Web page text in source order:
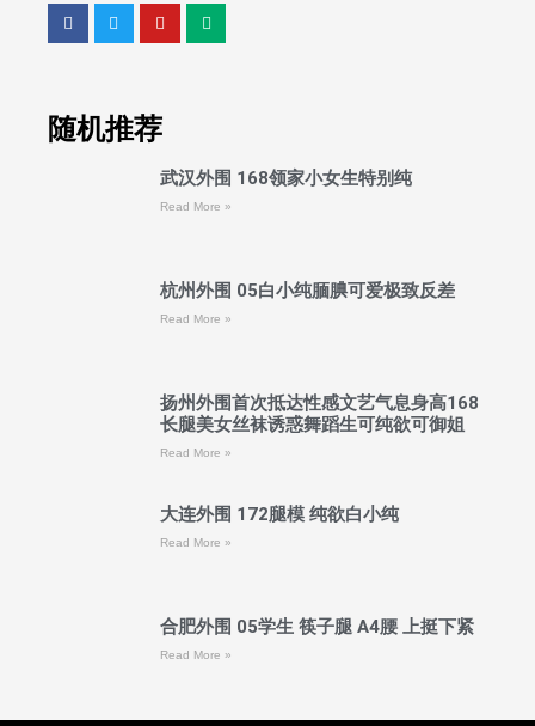
随机推荐
武汉外围 168领家小女生特别纯
Read More »
杭州外围 05白小纯腼腆可爱极致反差
Read More »
扬州外围首次抵达性感文艺气息身高168
长腿美女丝袜诱惑舞蹈生可纯欲可御姐
Read More »
大连外围 172腿模 纯欲白小纯
Read More »
合肥外围 05学生 筷子腿 A4腰 上挺下紧
Read More »